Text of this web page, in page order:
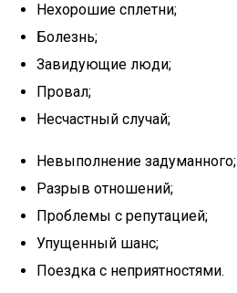
Нехорошие сплетни;
Болезнь;
Завидующие люди;
Провал;
Несчастный случай;
Невыполнение задуманного;
Разрыв отношений;
Проблемы с репутацией;
Упущенный шанс;
Поездка с неприятностями.